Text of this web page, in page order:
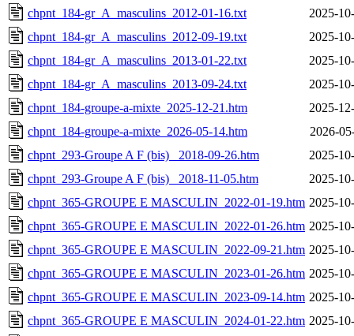
chpnt_184-gr_A_masculins_2012-01-16.txt
2025-
chpnt_184-gr_A_masculins_2012-09-19.txt
2025-
chpnt_184-gr_A_masculins_2013-01-22.txt
2025-
chpnt_184-gr_A_masculins_2013-09-24.txt
2025-
chpnt_184-groupe-a-mixte_2025-12-21.htm
2025-
chpnt_184-groupe-a-mixte_2026-05-14.htm
2026-
chpnt_293-Groupe A F (bis) _2018-09-26.htm
2025-
chpnt_293-Groupe A F (bis) _2018-11-05.htm
2025-
chpnt_365-GROUPE E MASCULIN_2022-01-19.htm 2025-
chpnt_365-GROUPE E MASCULIN_2022-01-26.htm 2025-
chpnt_365-GROUPE E MASCULIN_2022-09-21.htm 2025-
chpnt_365-GROUPE E MASCULIN_2023-01-26.htm 2025-
chpnt_365-GROUPE E MASCULIN_2023-09-14.htm 2025-
chpnt_365-GROUPE E MASCULIN_2024-01-22.htm 2025-